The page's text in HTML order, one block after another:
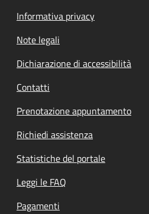
Informativa privacy
Note legali
Dichiarazione di accessibilità
Contatti
Prenotazione appuntamento
Richiedi assistenza
Statistiche del portale
Leggi le FAQ
Pagamenti